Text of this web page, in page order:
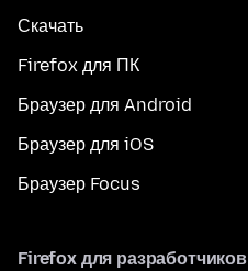
Скачать
Firefox для ПК
Браузер для Android
Браузер для iOS
Браузер Focus
Firefox для разработчиков